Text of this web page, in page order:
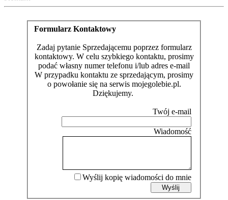
Formularz Kontaktowy
Zadaj pytanie Sprzedającemu poprzez formularz
kontaktowy. W celu szybkiego kontaktu, prosimy
podać własny numer telefonu i/lub adres e-mail
W przypadku kontaktu ze sprzedającym, prosimy
o powołanie się na serwis mojegolebie.pl.
Dziękujemy.
Wiadomość
Wyślij kopię wiadomości do mnie